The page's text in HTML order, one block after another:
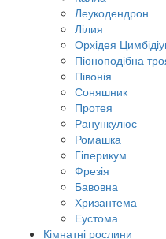
Леукодендрон
Лілия
Орхідея
Піоноподібна
Півонія
Соняшник
Протея
Ранункулюс
Ромашка
Гіперикум
Фрезія
Бавовна
Хризантема
Еустома
Кімнатні рослини